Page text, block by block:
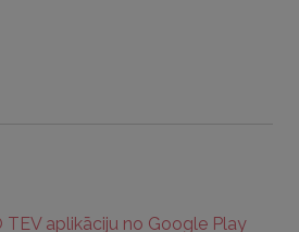
TEV aplikāciju no Google Play